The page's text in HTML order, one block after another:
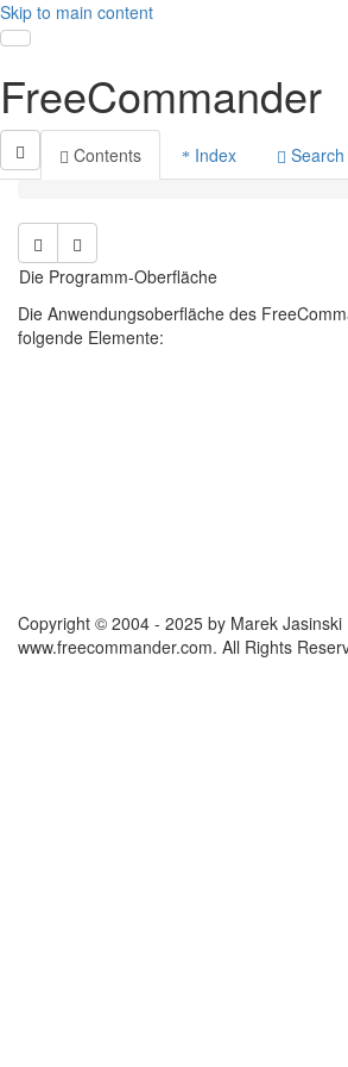
Skip to main content
Toggle navigation
FreeCommander
Contents Index Search
Die Programm-Oberfläche
Die Anwendungsoberfläche des
folgende Elemente:
Copyright © 2004 - 2025 by Marek Jasinski
www.freecommander.com. All Rights